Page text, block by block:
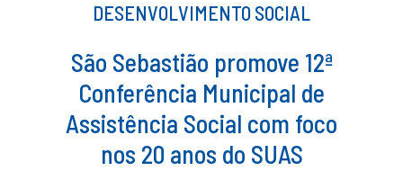
DESENVOLVIMENTO SOCIAL
São Sebastião promove 12ª
Conferência Municipal de
Assistência Social com foco
nos 20 anos do SUAS